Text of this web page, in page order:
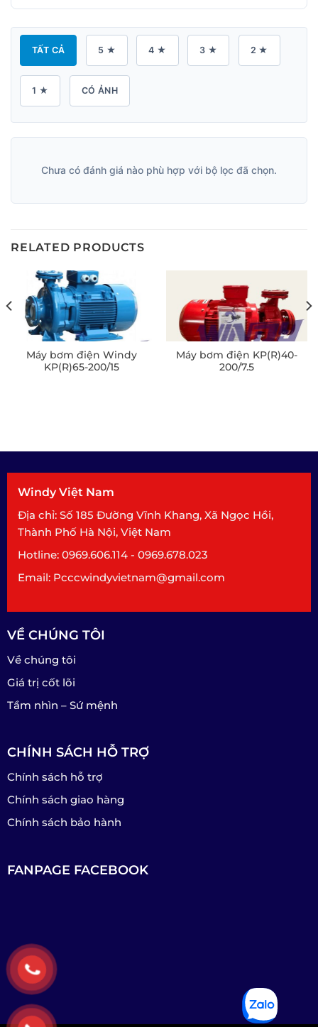
TẤT CẢ 5 ★ 4 ★ 3 ★ 2 ★
1 ★ CÓ ẢNH
Chưa có đánh giá nào phù hợp với bộ lọc đã chọn.
RELATED PRODUCTS
Máy bơm điện Windy
KP(R)65-200/15
Máy bơm điện KP(R)40-
200/7.5
Windy Việt Nam
Địa chỉ: Số 185 Đường Vĩnh Khang, Xã Ngọc Hồi,
Thành Phố Hà Nội, Việt Nam
Hotline: 0969.606.114 - 0969.678.023
Email: Pcccwindyvietnam@gmail.com
VỀ CHÚNG TÔI
Về chúng tôi
Giá trị cốt lõi
Tầm nhìn – Sứ mệnh
CHÍNH SÁCH HỖ TRỢ
Chính sách hỗ trợ
Chính sách giao hàng
Chính sách bảo hành
FANPAGE FACEBOOK